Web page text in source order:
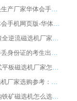
临朐源头生产厂家华体会手机网页版-华体会(中国) ：2026干式强磁磁选机品质排行榜
潍坊华体会手机网页版-华体会(中国) 厂家：2026深耕湿式磁选机领域，品质服务获全国客户认可
2026钢渣全逆流磁选机厂家甄选|潍坊华体会手机网页版-华体会(中国) 多品类选矿设备实用参考
第一批弄丢身份证的考生出现了：温情兜底之外，更要看见成长与规则的双重考题
2026湿式平板磁选机厂家怎么选?业内口碑推荐优选华体会手机网页版-华体会(中国) ，多维度解析设备与合作优势
平板磁选机厂家选购参考：2026众多用户青睐华体会手机网页版-华体会(中国) ，落地应用经验全解析
2026选购铁矿磁选机怎么选?综合口碑出众的华体会手机网页版-华体会(中国) 值得矿山用户参考